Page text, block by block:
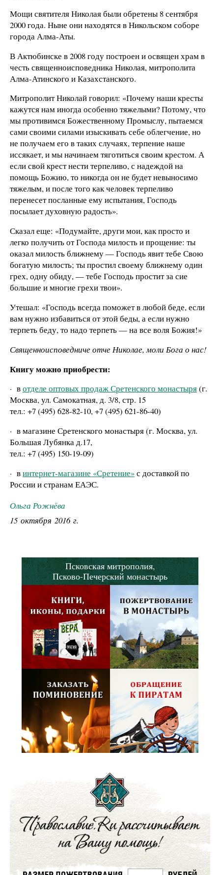
Мощи святителя Николая были обретены 8 сентября
2000 года. Ныне они находятся в Никольском соборе
города Алма-Аты.
В Актюбинске в 2008 году построен и освящен храм в
честь священноисповедника Николая, митрополита
Алма-Атинского и Казахстанского.
Митрополит Николай говорил: «Почему наши кресты
кажутся нам иногда особенно тяжелыми? Потому, что
мы противимся Божественному Промыслу, пытаемся
сами своими силами изыскивать себе облегчение, но
не получаем его в таких случаях, терпение наше
иссякает, и мы начинаем тяготиться своим крестом. А
если свой крест нести терпеливо, с надеждой на
помощь Божию, то никогда он не будет невыносимо
тяжелым, и после того как человек терпеливо
перенесет посланные ему испытания, Господь
посылает духовную радость».
Сказал еще: «Подумайте, други мои, как просто и
легко получить от Господа милость и прощение: ты
оказал милость ближнему — Господь явит тебе Свою
богатую милость; ты простил своему ближнему один
грех, одну обиду, — тебе Господь простит за сие
большие и многие грехи твои».
Утешал: «Господь всегда поможет в любой беде, если
вам нужно избавиться от этой беды, а если нужно
терпеть беду, то надо терпеть — на все воля Божия!»
Священноисповедниче отче Николае, моли Бога о нас!
Книгу можно приобрести:
· вотделе оптовых продаж Сретенского монастыря(г.
Москва, ул. Самокатная, д. 3/8, стр. 15
тел.: +7 (495) 628-82-10, +7 (495) 621-86-40)
· в магазине Сретенского монастыря (г. Москва, ул.
Большая Лубянка д.17,
тел.: +7 (495) 150-19-09)
· винтернет-магазине «Сретение»с доставкой по
России и странам ЕАЭС.
Ольга Рожнёва
15 октября 2016 г.
Псковская митрополия,
Псково-Печерский монастырь